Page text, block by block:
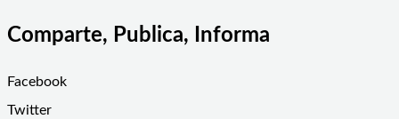
Comparte, Publica, Informa
Facebook
Twitter